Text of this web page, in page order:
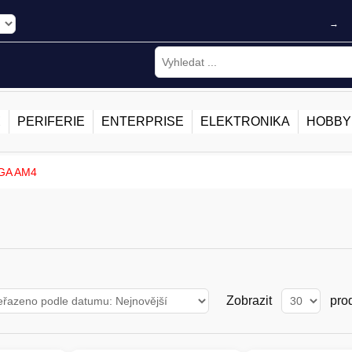
→
PERIFERIE ENTERPRISE ELEKTRONIKA HOBBY
AM4
Zobrazit